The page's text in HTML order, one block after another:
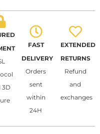
3D
FAST
DELIVERY
Orders
sent
within
24H
EXTENDED
RETURNS
Refund
and
exchanges